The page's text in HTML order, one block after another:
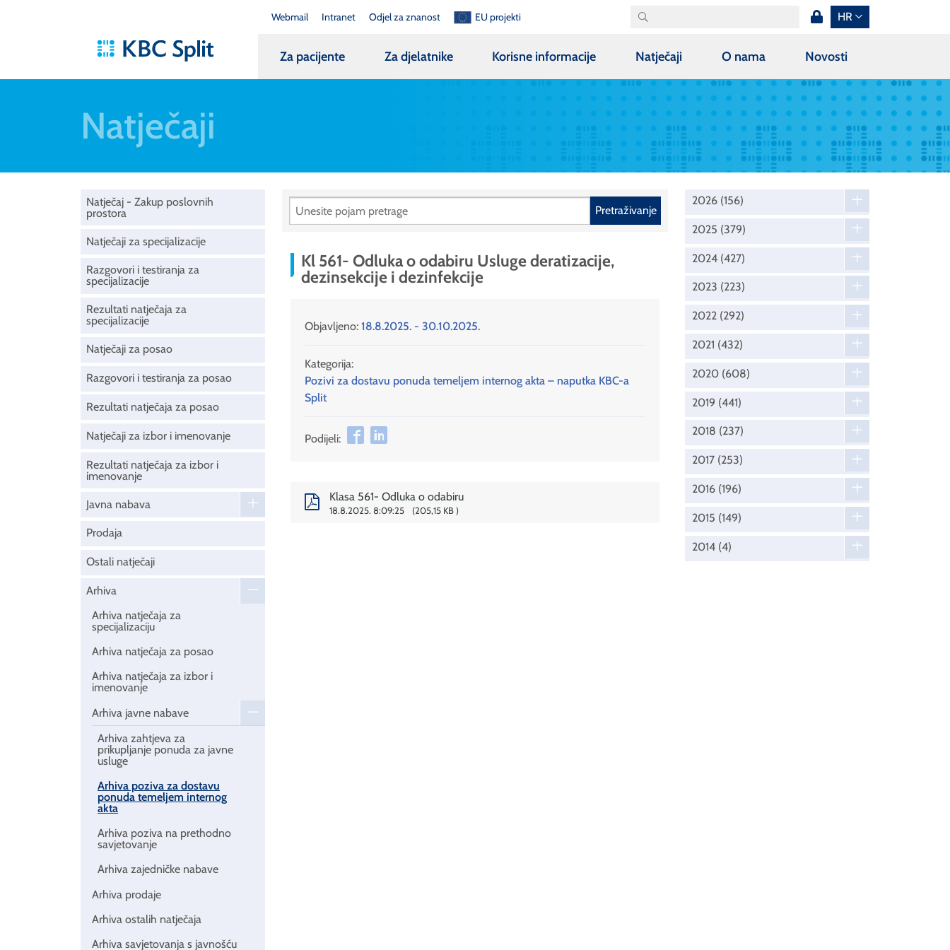
Webmail Intranet Odjel za znanost EU projekti HR
Za pacijente Za djelatnike Korisne informacije Natječaji O nama Novosti
Natječaji
Natječaj - Zakup poslovnih
prostora
Natječaji za specijalizacije
Razgovori i testiranja za
specijalizacije
Rezultati natječaja za
specijalizacije
Natječaji za posao
Razgovori i testiranja za posao
Rezultati natječaja za posao
Natječaji za izbor i imenovanje
Rezultati natječaja za izbor i
imenovanje
Javna nabava
Prodaja
Ostali natječaji
Arhiva
Arhiva natječaja za
specijalizaciju
Arhiva natječaja za posao
Arhiva natječaja za izbor i
imenovanje
Arhiva javne nabave
Arhiva zahtjeva za
prikupljanje ponuda za javne
usluge
Arhiva poziva za dostavu
ponuda temeljem internog
akta
Arhiva poziva na prethodno
savjetovanje
Arhiva zajedničke nabave
Arhiva prodaje
Arhiva ostalih natječaja
Arhiva savjetovanja s javnošću
Pretraživanje
Kl 561- Odluka o odabiru Usluge deratizacije,
dezinsekcije i dezinfekcije
Objavljeno: 18.8.2025. - 30.10.2025.
Kategorija:
Pozivi za dostavu ponuda temeljem internog akta – naputka KBC-a
Split
Podijeli:
Klasa 561- Odluka o odabiru
18.8.2025. 8:09:25 205,15 KB
2026 (156)
2025 (379)
2024 (427)
2023 (223)
2022 (292)
2021 (432)
2020 (608)
2019 (441)
2018 (237)
2017 (253)
2016 (196)
2015 (149)
2014 (4)